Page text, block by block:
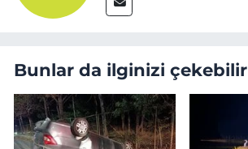
Bunlar da ilginizi çekebilir